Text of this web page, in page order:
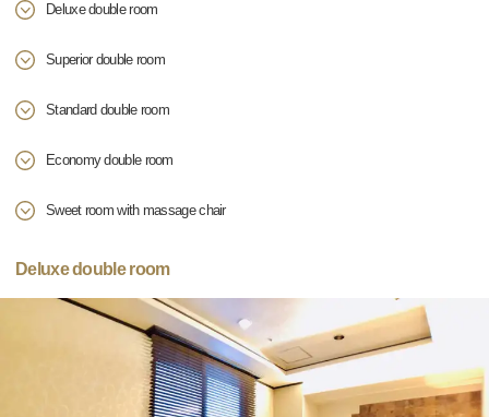
Deluxe double room
Superior double room
Standard double room
Economy double room
Sweet room with massage chair
Deluxe double room